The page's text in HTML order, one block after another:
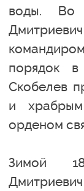
воды. Во
порядок
Скобелев
и
орденом
Зимой